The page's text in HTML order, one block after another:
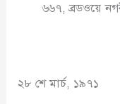
৬৬৭, ব্রডওয়ে
২৮ শে মার্চ, ১৯৭১